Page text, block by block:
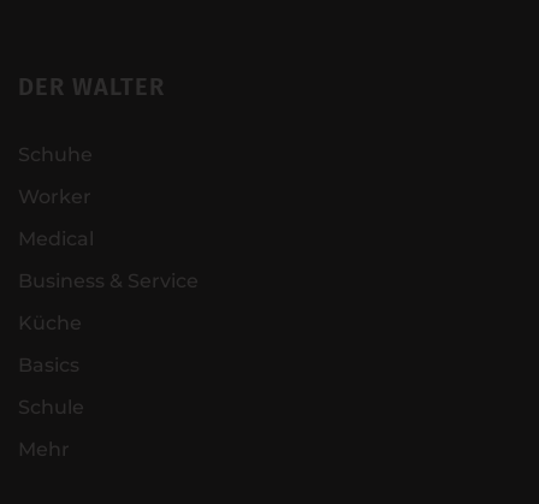
DER WALTER
Schuhe
Worker
Medical
Business & Service
Küche
Basics
Schule
Mehr